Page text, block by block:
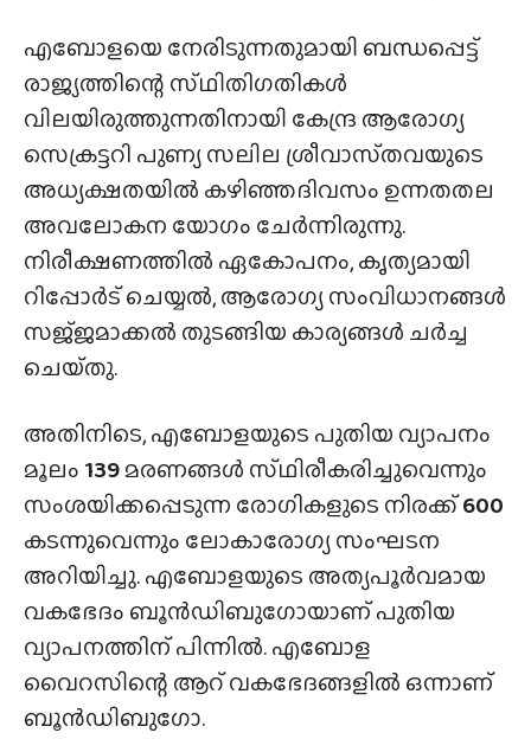
എബോളയെ നേരിടുന്നതുമായി ബന്ധപ്പെട്ട്
രാജ്യത്തിന്റെ സ്‌ഥിതിഗതികൾ
വിലയിരുത്തുന്നതിനായി കേന്ദ്ര ആരോഗ്യ
സെക്രട്ടറി പുണ്യ സലില ശ്രീവാസ്‌തവയുടെ
അധ്യക്ഷതയിൽ കഴിഞ്ഞദിവസം ഉന്നതതല
അവലോകന യോഗം ചേർന്നിരുന്നു.
നിരീക്ഷണത്തിൽ ഏകോപനം, കൃത്യമായി
റിപ്പോർട് ചെയ്യൽ, ആരോഗ്യ സംവിധാനങ്ങൾ
സജ്‌ജമാക്കൽ തുടങ്ങിയ കാര്യങ്ങൾ ചർച്ച
ചെയ്‌തു.
അതിനിടെ, എബോളയുടെ പുതിയ വ്യാപനം
മൂലം 139മരണങ്ങൾ സ്‌ഥിരീകരിച്ചുവെന്നും
സംശയിക്കപ്പെടുന്ന രോഗികളുടെ നിരക്ക്600
കടന്നുവെന്നും ലോകാരോഗ്യ സംഘടന
അറിയിച്ചു. എബോളയുടെ അത്യപൂർവമായ
വകഭേദം ബൂൻഡിബുഗോയാണ് പുതിയ
വ്യാപനത്തിന് പിന്നിൽ. എബോള
വൈറസിന്റെ ആറ് വകഭേദങ്ങളിൽ ഒന്നാണ്
ബൂൻഡിബുഗോ.